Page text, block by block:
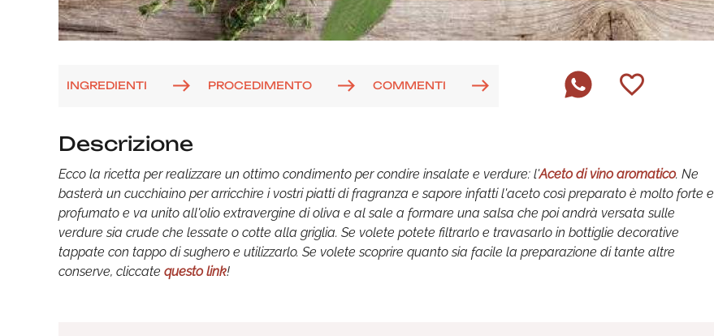
INGREDIENTI PROCEDIMENTO COMMENTI
Descrizione
Ecco la ricetta per realizzare un ottimo condimento per condire insalate e verdure: l'Aceto di vino aromatico. Ne
basterà un cucchiaino per arricchire i vostri piatti di fragranza e sapore infatti l'aceto così preparato è molto forte e
profumato e va unito all'olio extravergine di oliva e al sale a formare una salsa che poi andrà versata sulle
verdure sia crude che lessate o cotte alla griglia. Se volete potete filtrarlo e travasarlo in bottiglie decorative
tappate con tappo di sughero e utilizzarlo. Se volete scoprire quanto sia facile la preparazione di tante altre
conserve, cliccate questo link!